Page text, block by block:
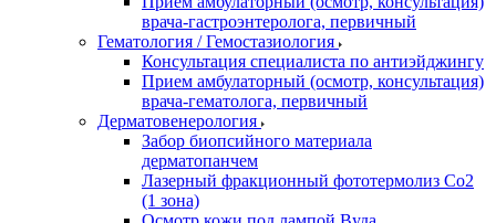
врача-гастроэнтеролога, первичный
Гематология / Гемостазиология
Консультация специалиста по антиэйджингу
Прием амбулаторный (осмотр, консультация)
врача-гематолога, первичный
Дерматовенерология
Забор биопсийного материала
дерматопанчем
Лазерный фракционный фототермолиз Со2
(1 зона)